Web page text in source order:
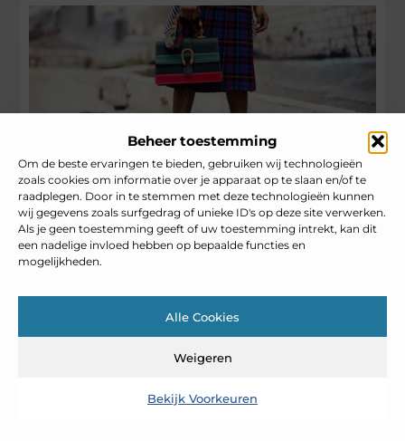
Beheer toestemming
Om de beste ervaringen te bieden, gebruiken wij technologieën
zoals cookies om informatie over je apparaat op te slaan en/of te
raadplegen. Door in te stemmen met deze technologieën kunnen
wij gegevens zoals surfgedrag of unieke ID's op deze site verwerken.
Als je geen toestemming geeft of uw toestemming intrekt, kan dit
een nadelige invloed hebben op bepaalde functies en
mogelijkheden.
Alle Cookies
Weigeren
Bekijk Voorkeuren
Jongeren kopen steeds vaker luxe
designerkleding
Nederlandse jongeren kopen steeds vaker
luxe designerkleding. Uit recent onderzoek is
gebleken dat twee op de drie Nederlandse
jongeren tegenwoordig regelmatig luxe